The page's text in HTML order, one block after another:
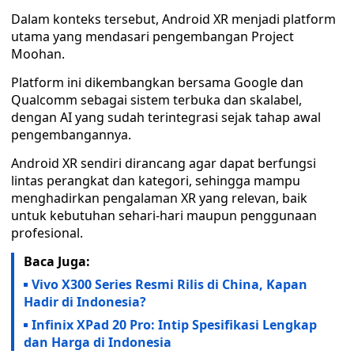
Dalam konteks tersebut, Android XR menjadi platform
utama yang mendasari pengembangan Project
Moohan.
Platform ini dikembangkan bersama Google dan
Qualcomm sebagai sistem terbuka dan skalabel,
dengan AI yang sudah terintegrasi sejak tahap awal
pengembangannya.
Android XR sendiri dirancang agar dapat berfungsi
lintas perangkat dan kategori, sehingga mampu
menghadirkan pengalaman XR yang relevan, baik
untuk kebutuhan sehari-hari maupun penggunaan
profesional.
Baca Juga:
Vivo X300 Series Resmi Rilis di China, Kapan
Hadir di Indonesia?
Infinix XPad 20 Pro: Intip Spesifikasi Lengkap
dan Harga di Indonesia